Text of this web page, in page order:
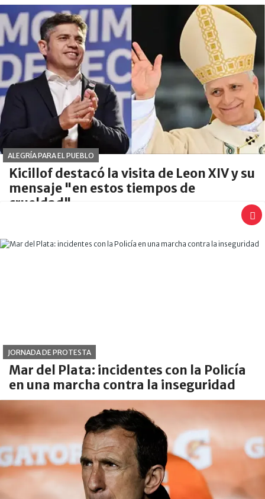
ALEGRÍA PARA EL PUEBLO
Kicillof destacó la visita de Leon XIV y su
mensaje "en estos tiempos de
crueldad"
JORNADA DE PROTESTA
Mar del Plata: incidentes con la Policía
en una marcha contra la inseguridad